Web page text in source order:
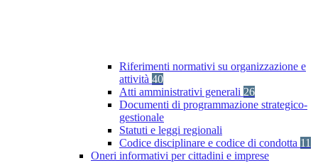
Riferimenti normativi su organizzazione e
attività 40
Atti amministrativi generali 26
Documenti di programmazione strategico-
gestionale
Statuti e leggi regionali
Codice disciplinare e codice di condotta 11
Oneri informativi per cittadini e imprese